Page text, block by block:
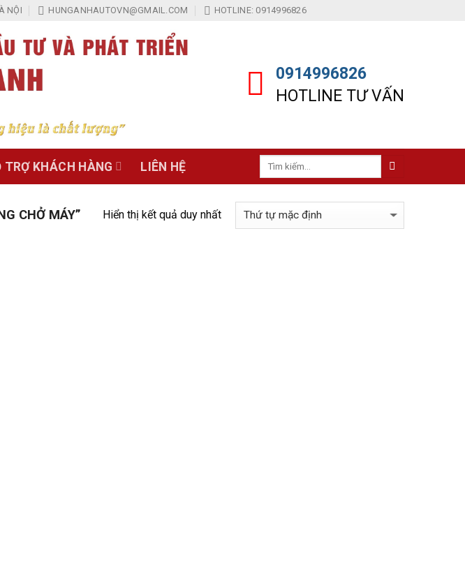
NỘI HUNGANHAUTOVN@GMAIL.COM HOTLINE: 0914996826
0914996826
HOTLINE TƯ VẤN
TRỢ KHÁCH HÀNG LIÊN HỆ
Tìm
CHỞ MÁY” Hiển thị kết quả duy nhất